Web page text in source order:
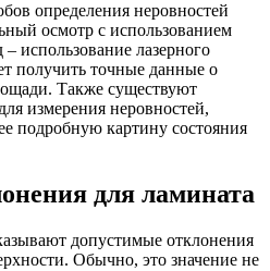
определения неровностей
осмотр с использованием
использование лазерного
получить точные данные о
Также существуют
измерения неровностей,
подробную картину состояния
для ламината
допустимые отклонения
Обычно, это значение не